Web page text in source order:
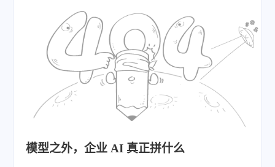
模型之外，企业 AI 真正拼什么